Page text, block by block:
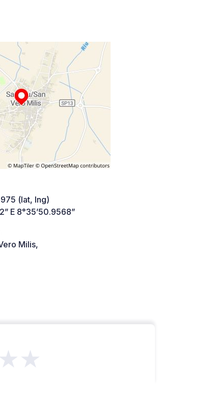
(lat, lng)
E 8°35’50.9568”
Milis,